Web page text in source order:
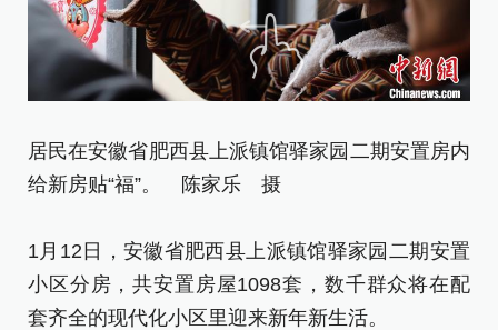
居民在安徽省肥西县上派镇馆驿家园二期安置房内
给新房贴“福”。 陈家乐 摄
1月12日，安徽省肥西县上派镇馆驿家园二期安置
小区分房，共安置房屋1098套，数千群众将在配
套齐全的现代化小区里迎来新年新生活。